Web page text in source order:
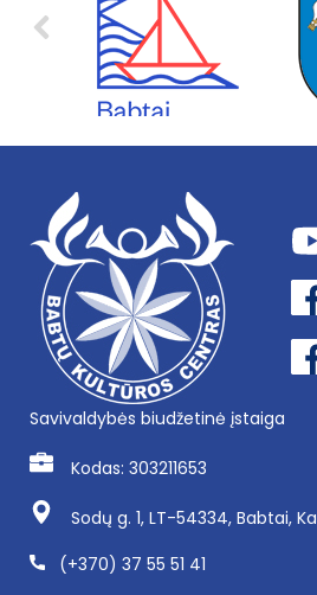
Savivaldybės biudžetinė įstaiga
Kodas: 303211653
Sodų g. 1, LT-54334, Babtai,
(+370) 37 55 51 41